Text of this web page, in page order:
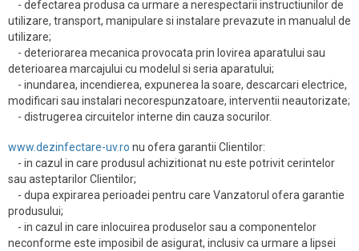
- defectarea produsa ca urmare a nerespectarii instructiunilor de
utilizare, transport, manipulare si instalare prevazute in manualul de
utilizare;
- deteriorarea mecanica provocata prin lovirea aparatului sau
deterioarea marcajului cu modelul si seria aparatului;
- inundarea, incendierea, expunerea la soare, descarcari electrice,
modificari sau instalari necorespunzatoare, interventii neautorizate;
- distrugerea circuitelor interne din cauza socurilor.
www.dezinfectare-uv.ro nu ofera garantii Clientilor:
- in cazul in care produsul achizitionat nu este potrivit cerintelor
sau asteptarilor Clientilor;
- dupa expirarea perioadei pentru care Vanzatorul ofera garantie
produsului;
- in cazul in care inlocuirea produselor sau a componentelor
neconforme este imposibil de asigurat, inclusiv ca urmare a lipsei